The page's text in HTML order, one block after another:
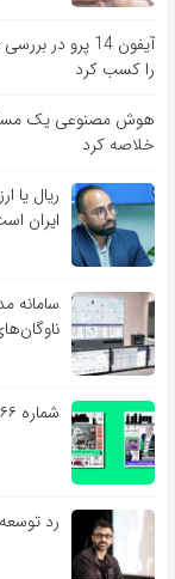
را کسب کرد
خلاصه کرد
ریال یا
ایران
سامانه
شماره ۶۶ هفته‌نامه کارنگ و رمزارز شماره ۳۶ منتشر شد
رد